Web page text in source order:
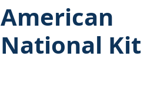
American
National Kit